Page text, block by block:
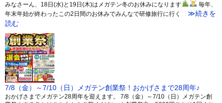
みなさーん、18日(水)と19日(木)はメガテン冬のお休みになります
毎年、
年末年始が終わったこの2日間のお休みでみんなで研修旅行に行く
≫続きを
読む
7/8（金）～7/10（日）メガテン創業祭！おかげさまで28周年♪
おかげさまでメガテン28周年を迎えます。 7/8（金）～7/10（日）メガテン創